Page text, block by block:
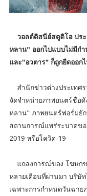
วอลต์ดิสนีย์สตูดิโอ ปร
หลาน" ออกไปแบบไม่มีก
และ"อวตาร" ก็ถูกยืดออก
สำนักข่าวต่างประเทศ
จัดจำหน่ายภาพยนตร์ชื่อดั
หลาน" ภาพยนตร์ฟอร์มยัก
สถานการณ์แพร่ระบาดข
2019 หรือโควิด-19
แถลงการณ์ของ โฆษก
หลายเดือนที่ผ่านมา บริษั
เฉพาะการกำหนดวันฉา